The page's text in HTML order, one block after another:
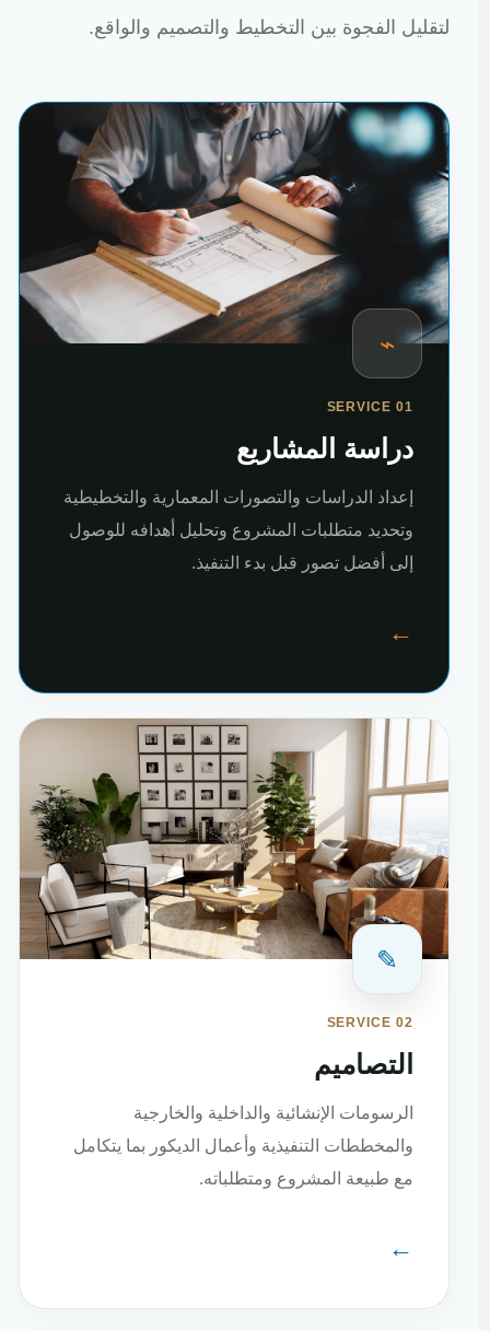
لتقليل الفجوة بين التخطيط والتصميم والواقع.
⌁
SERVICE 01
دراسة المشاريع
إعداد الدراسات والتصورات المعمارية والتخطيطية
وتحديد متطلبات المشروع وتحليل أهدافه للوصول
إلى أفضل تصور قبل بدء التنفيذ.
←
✎
SERVICE 02
التصاميم
الرسومات الإنشائية والداخلية والخارجية
والمخططات التنفيذية وأعمال الديكور بما يتكامل
مع طبيعة المشروع ومتطلباته.
←